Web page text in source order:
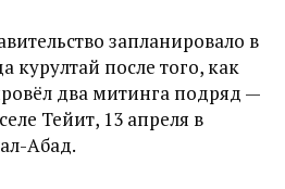
запланировало в
курултай после того, как
два митинга подряд —
Тейит, 13 апреля в
Абад.